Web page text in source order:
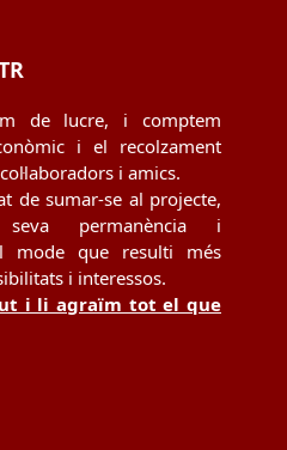
de lucre, i comptem
i el recolzament
i amics.
de sumar-se al projecte,
permanència i
mode que resulti més
i interessos.
i li agraïm tot el que